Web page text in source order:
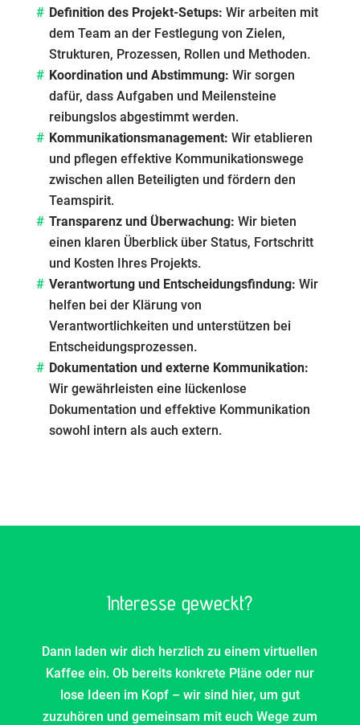
Definition des Projekt-Setups: Wir arbeiten mit
dem Team an der Festlegung von Zielen,
Strukturen, Prozessen, Rollen und Methoden.
Koordination und Abstimmung: Wir sorgen
dafür, dass Aufgaben und Meilensteine
reibungslos abgestimmt werden.
Kommunikationsmanagement: Wir etablieren
und pflegen effektive Kommunikationswege
zwischen allen Beteiligten und fördern den
Teamspirit.
Transparenz und Überwachung: Wir bieten
einen klaren Überblick über Status, Fortschritt
und Kosten Ihres Projekts.
Verantwortung und Entscheidungsfindung: Wir
helfen bei der Klärung von
Verantwortlichkeiten und unterstützen bei
Entscheidungsprozessen.
Dokumentation und externe Kommunikation:
Wir gewährleisten eine lückenlose
Dokumentation und effektive Kommunikation
sowohl intern als auch extern.
Interesse geweckt?
Dann laden wir dich herzlich zu einem virtuellen
Kaffee ein. Ob bereits konkrete Pläne oder nur
lose Ideen im Kopf – wir sind hier, um gut
zuzuhören und gemeinsam mit euch Wege zum